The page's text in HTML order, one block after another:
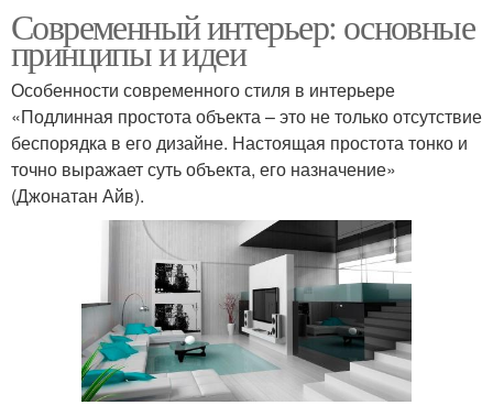
Современный интерьер: основные
принципы и идеи
Особенности современного стиля в интерьере
«Подлинная простота объекта – это не только отсутствие
беспорядка в его дизайне. Настоящая простота тонко и
точно выражает суть объекта, его назначение»
(Джонатан Айв).